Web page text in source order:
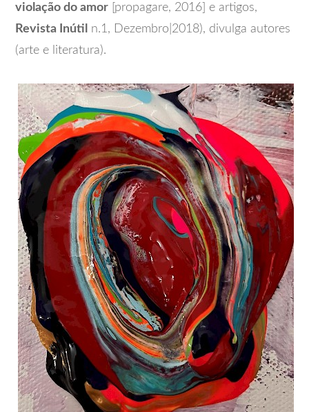
violação do amor [propagare, 2016] e artigos,
Revista Inútil
n.1, Dezembro|2018), divulga autores
(arte e literatura).